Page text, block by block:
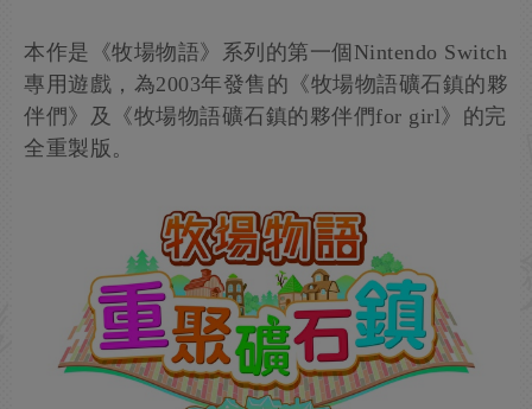
本作是《牧場物語》系列的第一個Nintendo Switch
專用遊戲，為2003年發售的《牧場物語礦石鎮的夥
伴們》及《牧場物語礦石鎮的夥伴們for girl》的完
全重製版。